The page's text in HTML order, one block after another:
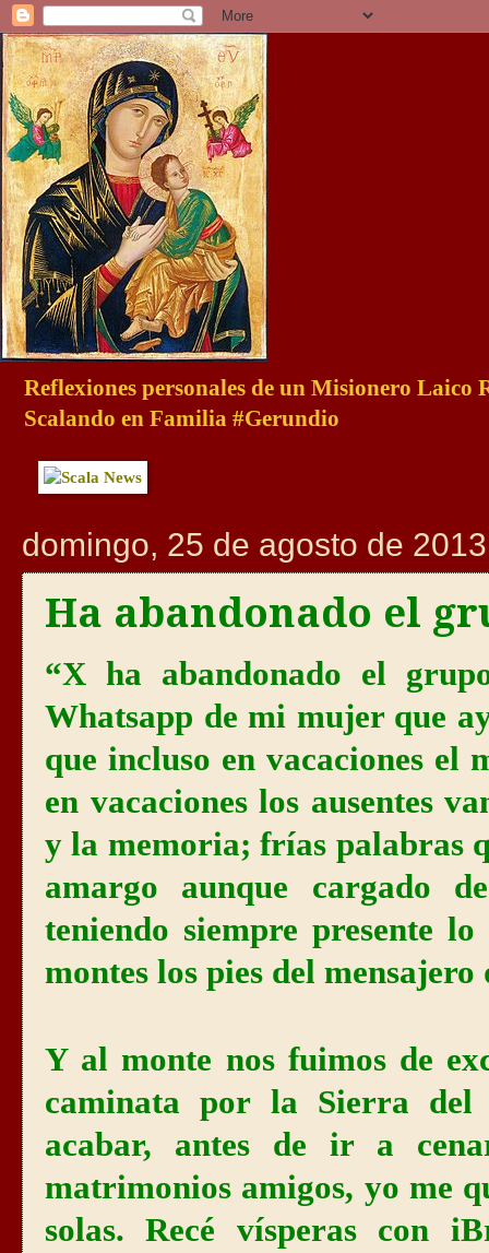
Reflexiones personales de un Misionero Laico
Scalando en Familia #Gerundio
domingo, 25 de agosto de 2013
Ha abandonado el
“X ha abandonado el
Whatsapp de mi mujer que
que incluso en vacaciones el
en vacaciones los ausentes
y la memoria; frías palabras
amargo aunque cargado
teniendo siempre presente
montes los pies del
Y al monte nos fuimos de
caminata por la Sierra del
acabar, antes de ir a
matrimonios amigos, yo me
solas. Recé vísperas con